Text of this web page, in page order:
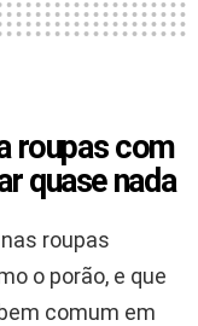
roupas com
quase nada
roupas
o porão, e que
comum em